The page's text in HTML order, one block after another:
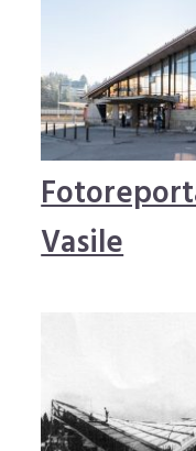
Vasile